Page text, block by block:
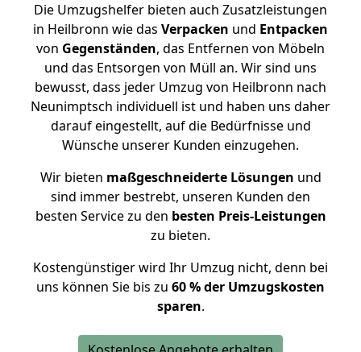
Die Umzugshelfer bieten auch Zusatzleistungen
in Heilbronn wie das Verpacken und Entpacken
von Gegenständen, das Entfernen von Möbeln
und das Entsorgen von Müll an. Wir sind uns
bewusst, dass jeder Umzug von Heilbronn nach
Neunimptsch individuell ist und haben uns daher
darauf eingestellt, auf die Bedürfnisse und
Wünsche unserer Kunden einzugehen.
Wir bieten maßgeschneiderte Lösungen und
sind immer bestrebt, unseren Kunden den
besten Service zu den besten Preis-Leistungen
zu bieten.
Kostengünstiger wird Ihr Umzug nicht, denn bei
uns können Sie bis zu 60 % der Umzugskosten
sparen.